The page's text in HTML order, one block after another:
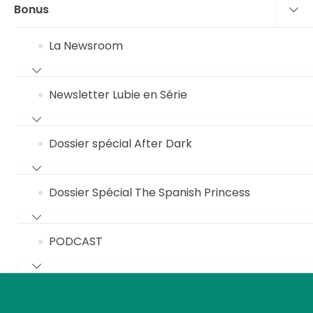
Bonus
La Newsroom
Newsletter Lubie en Série
Dossier spécial After Dark
Dossier Spécial The Spanish Princess
PODCAST